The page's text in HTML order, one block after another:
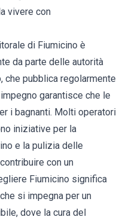
vivere con
di Fiumicino è
da parte delle autorità
che pubblica regolarmente
garantisce che le
i bagnanti. Molti operatori
iniziative per la
e la pulizia delle
con un
Fiumicino significa
si impegna per un
dove la cura del